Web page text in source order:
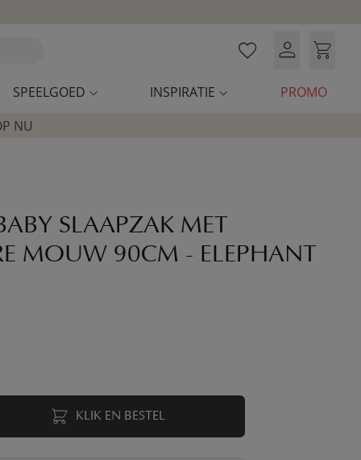
SPEELGOED INSPIRATIE
PROMO
NU
SLAAPZAK MET
MOUW 90CM - ELEPHANT
KLIK EN BESTEL